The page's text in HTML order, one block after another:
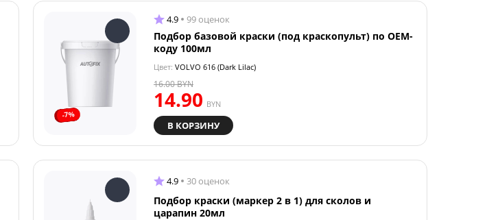
-7%
4.9 99 оценок
Подбор базовой краски (под краскопульт) по OEM-
коду 100мл
Цвет: VOLVO 616 (Dark Lilac)
14.90 BYN
16.00BYN
В КОРЗИНУ
4.9 30 оценок
Подбор краски (маркер 2 в 1) для сколов и
царапин 20мл